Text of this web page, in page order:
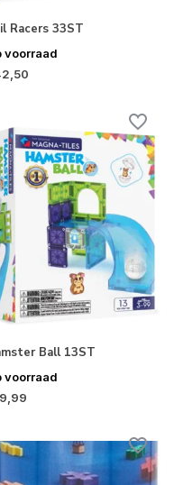
Racers 33ST
voorraad
Ball 13ST
voorraad